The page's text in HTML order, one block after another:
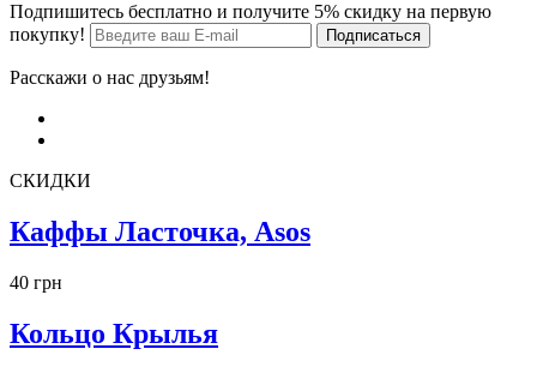
Подпишитесь бесплатно и получите 5% скидку на первую
покупку!
Расскажи о нас друзьям!
СКИДКИ
Каффы Ласточка, Asos
40 грн
Кольцо Крылья